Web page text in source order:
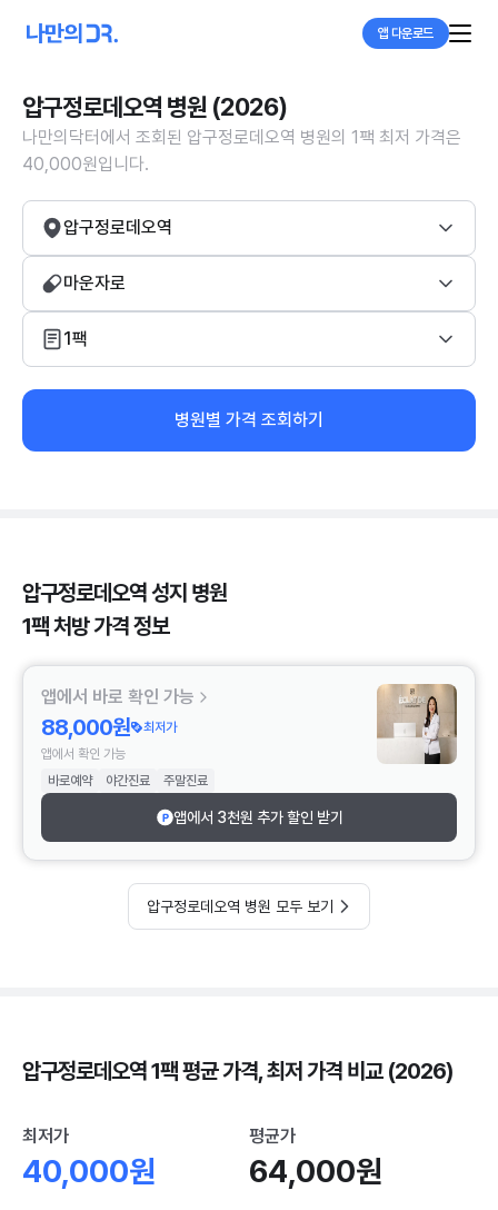
앱 다운로드
압구정로데오역 병원 (2026)
나만의닥터에서 조회된 압구정로데오역 병원의 1팩 최저 가격은
40,000원입니다.
압구정로데오역
마운자로
1팩
병원별 가격 조회하기
압구정로데오역 성지 병원
1팩 처방 가격 정보
앱에서 바로 확인 가능
88,000원
최저가
앱에서 확인 가능
바로예약
야간진료 주말진료
앱에서 3천원 추가 할인 받기
압구정로데오역 병원 모두 보기
압구정로데오역 1팩 평균 가격, 최저 가격 비교 (2026)
최저가
40,000원
평균가
64,000원